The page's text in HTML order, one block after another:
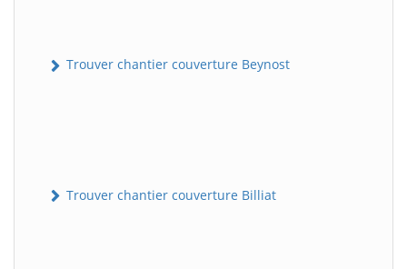
Trouver chantier couverture Beynost
Trouver chantier couverture Billiat